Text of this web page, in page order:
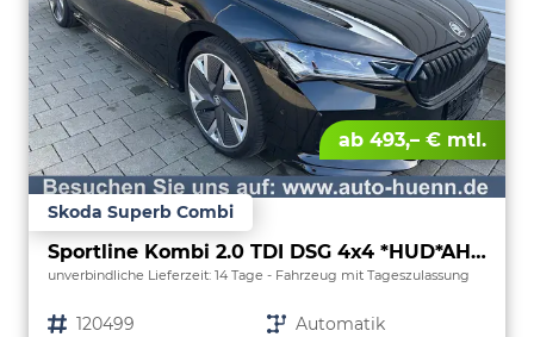
ab 493,– € mtl.
Skoda Superb Combi
Sportline Kombi 2.0 TDI DSG 4x4 *HUD*AHK*Navi*Matrix*AssistenzPlus*NAVI*E-Heck*Keyless
unverbindliche Lieferzeit: 14 Tage Fahrzeug mit Tageszulassung
Fahrzeugnr. 120499 Getriebe Automatik